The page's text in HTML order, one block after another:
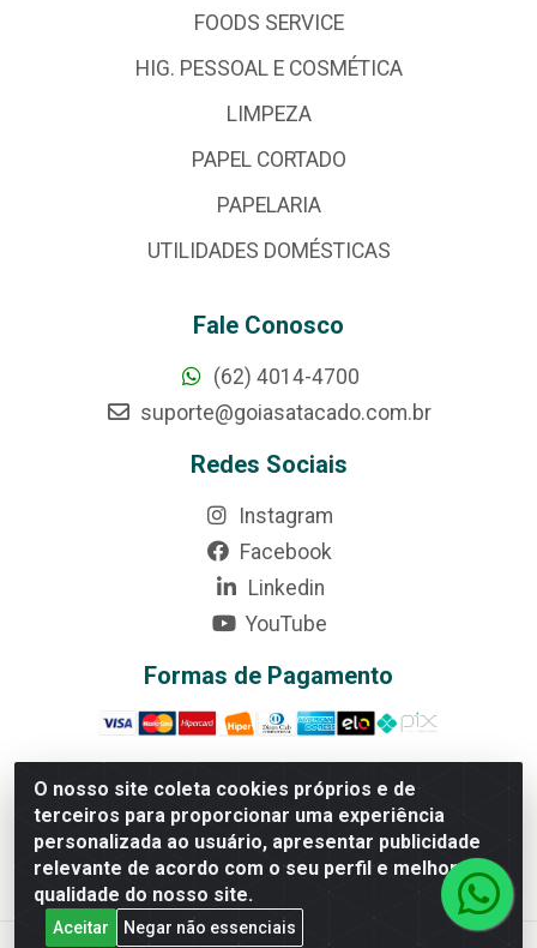
O nosso site coleta cookies próprios e de
terceiros para proporcionar uma experiência
personalizada ao usuário, apresentar publicidade
relevante de acordo com o seu perfil e melhorar a
qualidade do nosso site.
Aceitar Negar não essenciais
FOODS SERVICE
HIG. PESSOAL E COSMÉTICA
LIMPEZA
PAPEL CORTADO
PAPELARIA
UTILIDADES DOMÉSTICAS
Fale Conosco
(62) 4014-4700
suporte@goiasatacado.com.br
Redes Sociais
Instagram
Facebook
Linkedin
YouTube
Formas de Pagamento
Rede Brasil - Avenida Universitária, nº 3860, Jardim das
Américas II Etapa - Anápolis/GO - CEP 75070-415 -
CNPJ 07.728.073/0002-24